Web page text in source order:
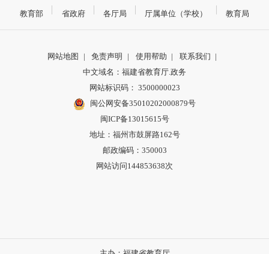
教育部 省政府 各厅局 厅属单位（学校） 教育局
网站地图 | 免责声明 | 使用帮助 | 联系我们 |
中文域名：福建省教育厅.政务
网站标识码： 3500000023
闽公网安备35010202000879号
闽ICP备13015615号
地址：福州市鼓屏路162号
邮政编码：350003
网站访问144853638次